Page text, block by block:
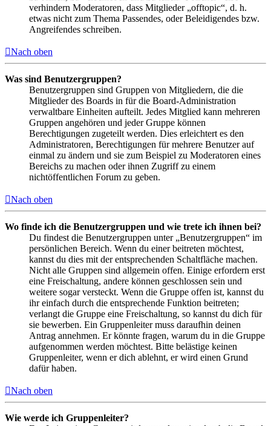
verhindern Moderatoren, dass Mitglieder „offtopic“, d. h.
etwas nicht zum Thema Passendes, oder Beleidigendes bzw.
Angreifendes schreiben.
Nach oben
Was sind Benutzergruppen?
Benutzergruppen sind Gruppen von Mitgliedern, die die
Mitglieder des Boards in für die Board-Administration
verwaltbare Einheiten aufteilt. Jedes Mitglied kann mehreren
Gruppen angehören und jeder Gruppe können
Berechtigungen zugeteilt werden. Dies erleichtert es den
Administratoren, Berechtigungen für mehrere Benutzer auf
einmal zu ändern und sie zum Beispiel zu Moderatoren eines
Bereichs zu machen oder ihnen Zugriff zu einem
nichtöffentlichen Forum zu geben.
Nach oben
Wo finde ich die Benutzergruppen und wie trete ich ihnen bei?
Du findest die Benutzergruppen unter „Benutzergruppen“ im
persönlichen Bereich. Wenn du einer beitreten möchtest,
kannst du dies mit der entsprechenden Schaltfläche machen.
Nicht alle Gruppen sind allgemein offen. Einige erfordern erst
eine Freischaltung, andere können geschlossen sein und
weitere sogar versteckt. Wenn die Gruppe offen ist, kannst du
ihr einfach durch die entsprechende Funktion beitreten;
verlangt die Gruppe eine Freischaltung, so kannst du dich für
sie bewerben. Ein Gruppenleiter muss daraufhin deinen
Antrag annehmen. Er könnte fragen, warum du in die Gruppe
aufgenommen werden möchtest. Bitte belästige keinen
Gruppenleiter, wenn er dich ablehnt, er wird einen Grund
dafür haben.
Nach oben
Wie werde ich Gruppenleiter?